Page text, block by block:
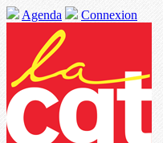
Agenda Connexion